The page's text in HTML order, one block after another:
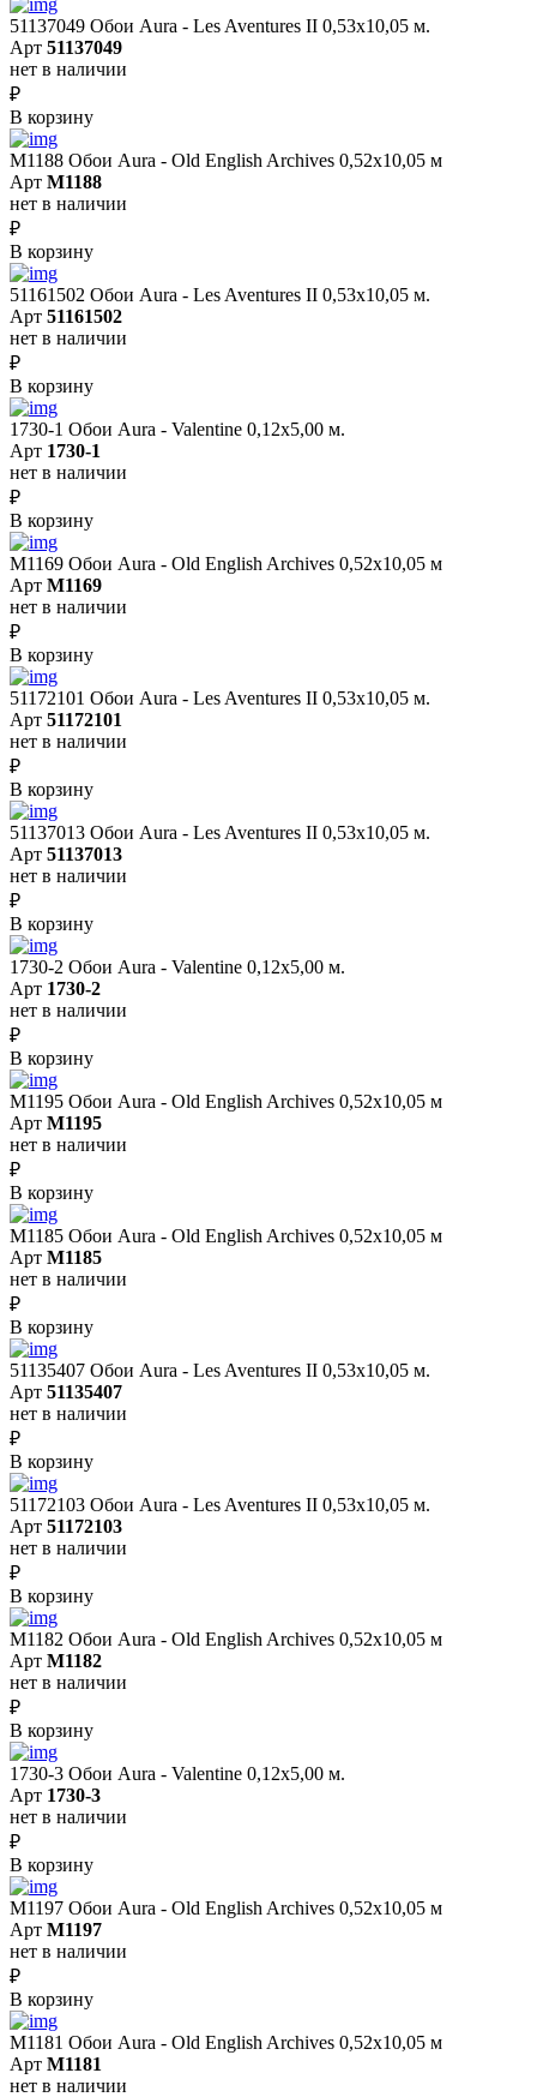
51137049 Обои Aura - Les Aventures II 0,53х10,05 м.
Арт 51137049
нет в наличии
₽
В корзину
M1188 Обои Aura - Old English Archives 0,52x10,05 м
Арт M1188
нет в наличии
₽
В корзину
51161502 Обои Aura - Les Aventures II 0,53х10,05 м.
Арт 51161502
нет в наличии
₽
В корзину
1730-1 Обои Aura - Valentine 0,12х5,00 м.
Арт 1730-1
нет в наличии
₽
В корзину
M1169 Обои Aura - Old English Archives 0,52x10,05 м
Арт M1169
нет в наличии
₽
В корзину
51172101 Обои Aura - Les Aventures II 0,53х10,05 м.
Арт 51172101
нет в наличии
₽
В корзину
51137013 Обои Aura - Les Aventures II 0,53х10,05 м.
Арт 51137013
нет в наличии
₽
В корзину
1730-2 Обои Aura - Valentine 0,12х5,00 м.
Арт 1730-2
нет в наличии
₽
В корзину
M1195 Обои Aura - Old English Archives 0,52x10,05 м
Арт M1195
нет в наличии
₽
В корзину
M1185 Обои Aura - Old English Archives 0,52x10,05 м
Арт M1185
нет в наличии
₽
В корзину
51135407 Обои Aura - Les Aventures II 0,53х10,05 м.
Арт 51135407
нет в наличии
₽
В корзину
51172103 Обои Aura - Les Aventures II 0,53х10,05 м.
Арт 51172103
нет в наличии
₽
В корзину
M1182 Обои Aura - Old English Archives 0,52x10,05 м
Арт M1182
нет в наличии
₽
В корзину
1730-3 Обои Aura - Valentine 0,12х5,00 м.
Арт 1730-3
нет в наличии
₽
В корзину
M1197 Обои Aura - Old English Archives 0,52x10,05 м
Арт M1197
нет в наличии
₽
В корзину
M1181 Обои Aura - Old English Archives 0,52x10,05 м
Арт M1181
нет в наличии